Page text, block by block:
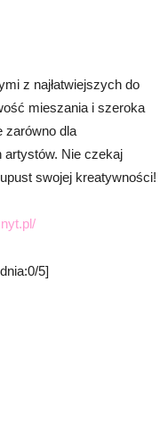
z najłatwiejszych do
mieszania i szeroka
zarówno dla
artystów. Nie czekaj
swojej kreatywności!
5]